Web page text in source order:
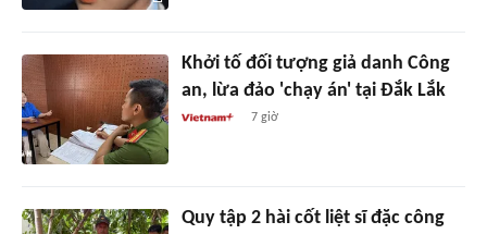
Khởi tố đối tượng giả danh Công
an, lừa đảo 'chạy án' tại Đắk Lắk
7 giờ
Quy tập 2 hài cốt liệt sĩ đặc công